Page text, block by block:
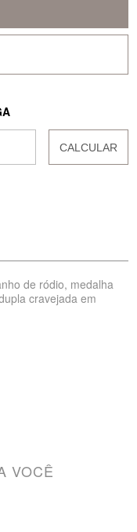
CALCULAR
de ródio, medalha
cravejada em
VOCÊ